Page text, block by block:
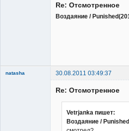
Re: Отсмотренное
Воздаяние /
natasha 30.08.2011 03:49:37
Re: Отсмотренное
Vetrjanka пишет:
Воздаяние /